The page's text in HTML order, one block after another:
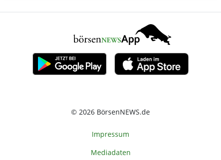
© 2026 BörsenNEWS.de
Impressum
Mediadaten